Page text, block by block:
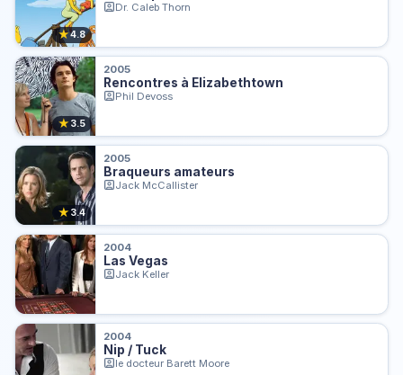
★4.8
Dr. Caleb Thorn
★ 3.5
2005
Rencontres à Elizabethtown
Phil Devoss
★ 3.4
2005
Braqueurs amateurs
Jack McCallister
2004
Las Vegas
Jack Keller
2004
Nip / Tuck
le docteur Barett Moore